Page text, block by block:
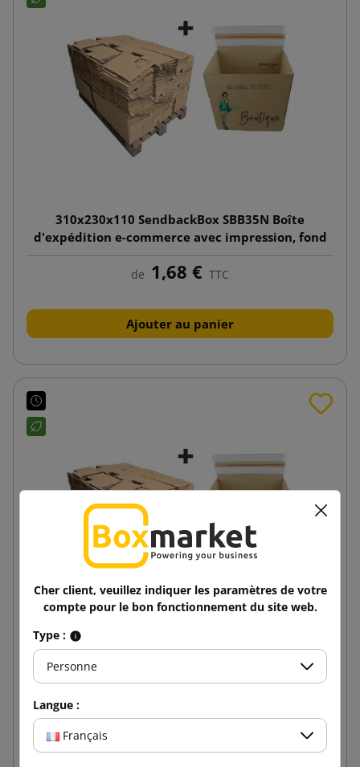
310x230x110 SendbackBox SBB35N Boîte
d'expédition e-commerce avec impression, fond
automatique
de 1,68 € TTC
Ajouter au panier
345x256x130 SendbackBox SBB50N Boîte
d'expédition e-commerce avec impression, fond
automatique
Ajouter au panier
Cher client, veuillez indiquer les paramètres de votre
compte pour le bon fonctionnement du site web.
Type :
Personne
Langue :
Français